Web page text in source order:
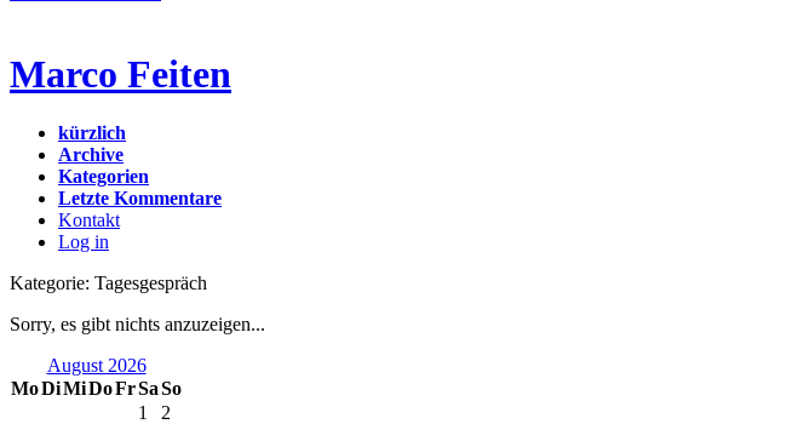
Marco Feiten
kürzlich
Archive
Kategorien
Letzte Kommentare
Kontakt
Log in
Kategorie: Tagesgespräch
Sorry, es gibt nichts anzuzeigen...
August 2026
MoDiMiDoFrSaSo
1
2